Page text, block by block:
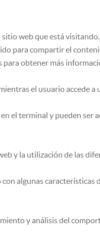
web que está
para compartir el
obtener más
el usuario accede a
el terminal y pueden ser
y la utilización de las
algunas características
y análisis del